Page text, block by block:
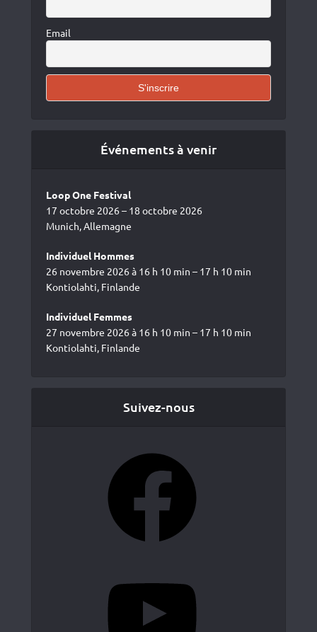
Email
Événements à venir
Loop One Festival
17 octobre 2026 – 18 octobre 2026
Munich, Allemagne
Individuel Hommes
26 novembre 2026 à 16 h 10 min – 17 h 10 min
Kontiolahti, Finlande
Individuel Femmes
27 novembre 2026 à 16 h 10 min – 17 h 10 min
Kontiolahti, Finlande
Suivez-nous